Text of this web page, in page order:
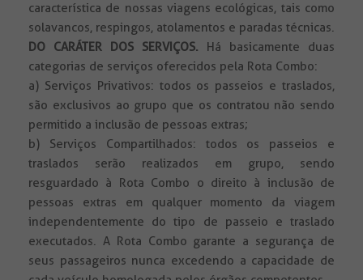
característica de nossas viagens ecológicas, tais como
solavancos, respingos, atolamentos e paradas técnicas.
DO CARÁTER DOS SERVIÇOS. Há basicamente duas
categorias de serviços oferecidos pela Rota Combo:
a) Serviços Privativos: todos os passeios e traslados,
são exclusivos ao grupo que os contratou não sendo
permitido a inclusão de pessoas extras;
b) Serviços Compartilhados: todos os passeios e
traslados serão realizados em grupo, sendo
resguardado à Rota Combo o direito à inclusão de
pessoas extras em qualquer momento da viagem
independentemente do tipo de passeio e traslado
executados. A Rota Combo garante a segurança de
seus passageiros nunca excedendo a capacidade de